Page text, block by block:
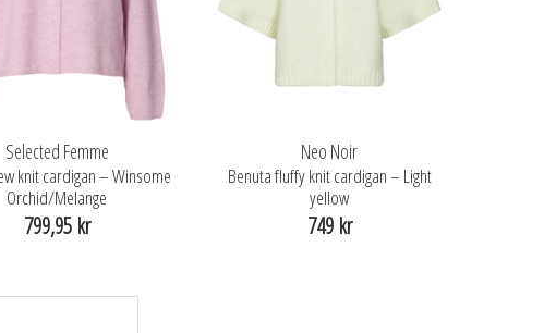
Selected Femme
knit cardigan – Winsome
Orchid/Melange
799,95 kr
Neo Noir
Benuta fluffy knit cardigan – Light
yellow
749 kr